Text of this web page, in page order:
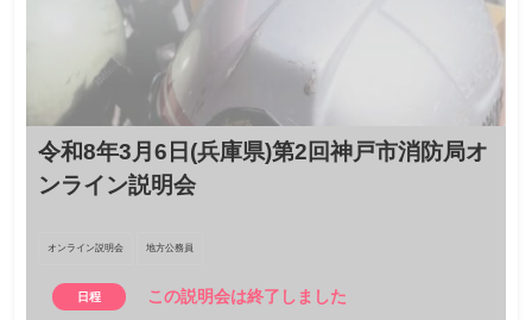
獣医系大学生及び獣医師の方
各部100名（先着順）
3月13日(金)まで
獣医系大学生及び獣医師の方を対象に、姫路市における獣医師の
業務や職員採用試験についてオンライン説明会を開催いたしま
令和8年3月6日(兵庫県)第2回神戸市消防局オ
ンライン説明会
オンライン説明会 地方公務員
日程 この説明会は終了しました